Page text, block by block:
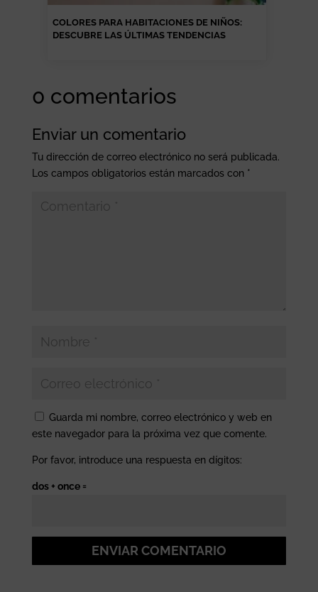
COLORES PARA HABITACIONES DE NIÑOS:
DESCUBRE LAS ÚLTIMAS TENDENCIAS
0 comentarios
Enviar un comentario
Tu dirección de correo electrónico no será publicada.
Los campos obligatorios están marcados con *
Guarda mi nombre, correo electrónico y web en
este navegador para la próxima vez que comente.
Por favor, introduce una respuesta en dígitos:
dos + once =
ENVIAR COMENTARIO